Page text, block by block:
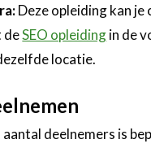
Deze opleiding kan je
deSEO opleidingin de
locatie.
aantal deelnemers is